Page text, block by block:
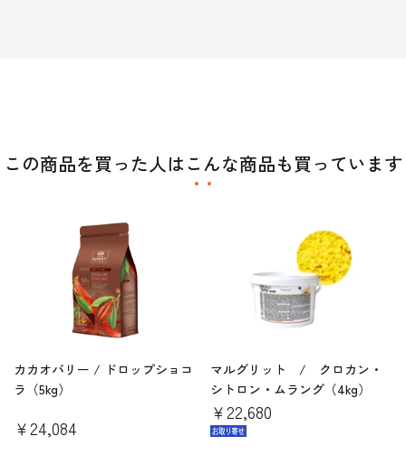
この商品を買った人はこんな商品も買っています
カカオバリー / ドロップショコ
ラ（5kg）
￥24,084
マルグリット / クロカン・
シトロン・ムラング（4kg）
￥22,680